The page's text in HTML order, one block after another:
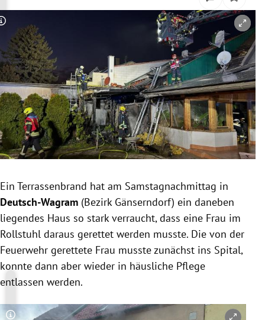
Untermenü
Untermenü
Untermenü
Untermenü
Untermenü
Untermenü
Copyright-Hinweis öffnen/schließen
Ein Terrassenbrand hat am Samstagnachmittag in
Deutsch-Wagram (Bezirk Gänserndorf) ein daneben
liegendes Haus so stark verraucht, dass eine Frau im
Rollstuhl daraus gerettet werden musste. Die von der
Feuerwehr gerettete Frau musste zunächst ins Spital,
konnte dann aber wieder in häusliche Pflege
entlassen werden.